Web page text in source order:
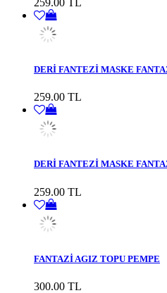
DERİ FANTEZİ MASKE
259.00 TL
DERİ FANTEZİ MASKE
259.00 TL
FANTAZİ AGIZ TOPU PEMPE
300.00 TL